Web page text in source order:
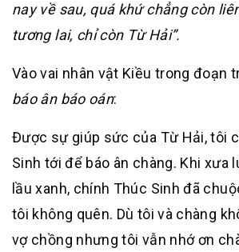
nay về sau, quá khứ chẳng còn
tương lai, chỉ còn Từ Hải”.
Vào vai nhân vật Kiều trong đoạn
báo ân báo oán:
Được sự giúp sức của Từ Hải, tôi
Sinh tới để báo ân chàng. Khi xưa
lầu xanh, chính Thúc Sinh đã
tôi không quên. Dù tôi và chàng
vợ chồng nhưng tôi vẫn nhớ ơn